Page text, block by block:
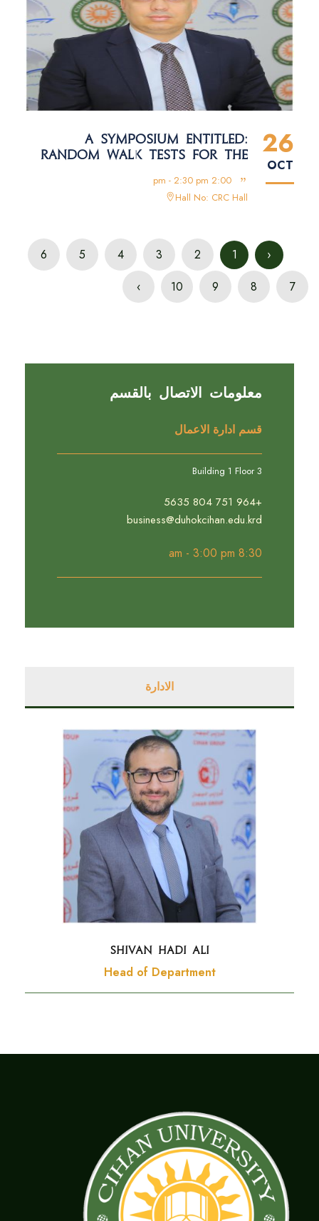
26
OCT
A SYMPOSIUM ENTITLED:
RANDOM WALK TESTS FOR THE
2:00 pm - 2:30 pm
Hall No: CRC Hall
‹
1
2
3
4
5
6
7
8
9
10
›
معلومات الاتصال بالقسم
قسم ادارة الاعمال
Building 1 Floor 3
+964 751 804 5635
business@duhokcihan.edu.krd
8:30 am - 3:00 pm
الادارة
SHIVAN HADI ALI
Head of Department